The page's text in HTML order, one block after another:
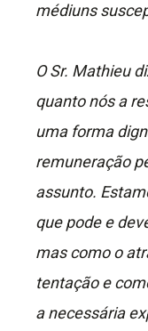
médiuns
O Sr. Mathieu
quanto nós a
uma forma
remuneração
assunto.
que pode e
mas como o
tentação e
a necessária